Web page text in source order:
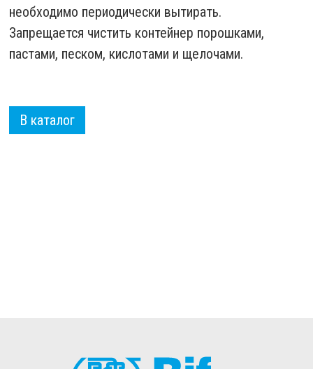
необходимо периодически вытирать.
Запрещается чистить контейнер порошками,
пастами, песком, кислотами и щелочами.
В каталог